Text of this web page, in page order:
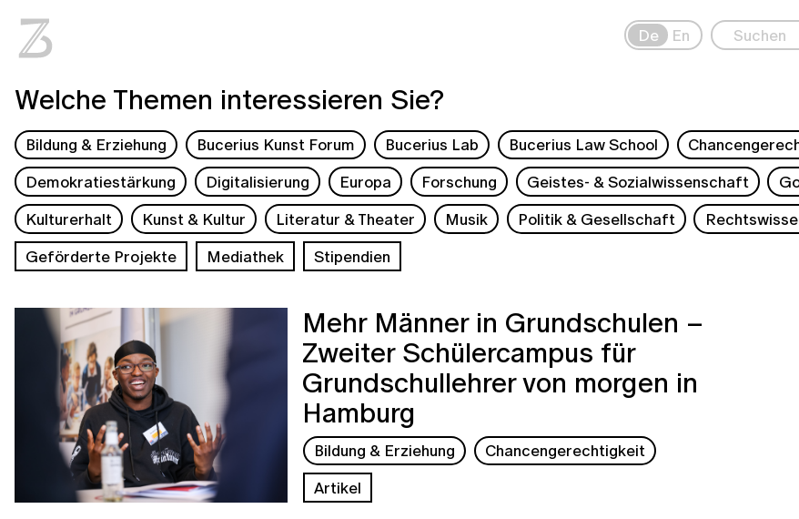
De En
Welche Themen interessieren Sie?
Bildung & Erziehung Bucerius Kunst Forum Bucerius Lab Bucerius Law School
Demokratiestärkung
Digitalisierung Europa Forschung Geistes- & Sozialwissenschaft
Kulturerhalt
Kunst & Kultur Literatur & Theater Musik Politik & Gesellschaft
Geförderte Projekte
Mediathek Stipendien
Mehr Männer in Grundschulen –
Zweiter Schülercampus für
Grundschullehrer von morgen in
Hamburg
Bildung & Erziehung
Chancengerechtigkeit
Artikel